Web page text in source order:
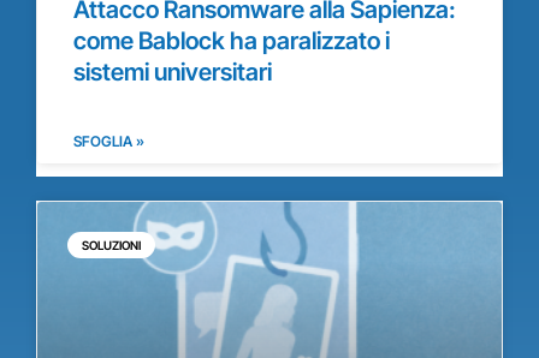
Attacco Ransomware alla Sapienza:
come Bablock ha paralizzato i
sistemi universitari
SFOGLIA »
SOLUZIONI